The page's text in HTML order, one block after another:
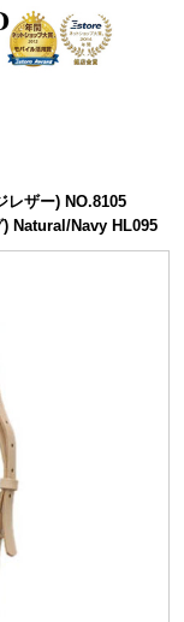
レザー) NO.8105
Natural/Navy HL095